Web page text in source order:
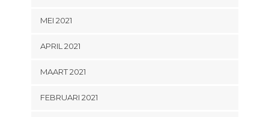
MEI 2021
APRIL 2021
MAART 2021
FEBRUARI 2021